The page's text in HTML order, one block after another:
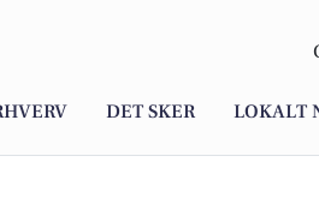
DET SKER LOKALT